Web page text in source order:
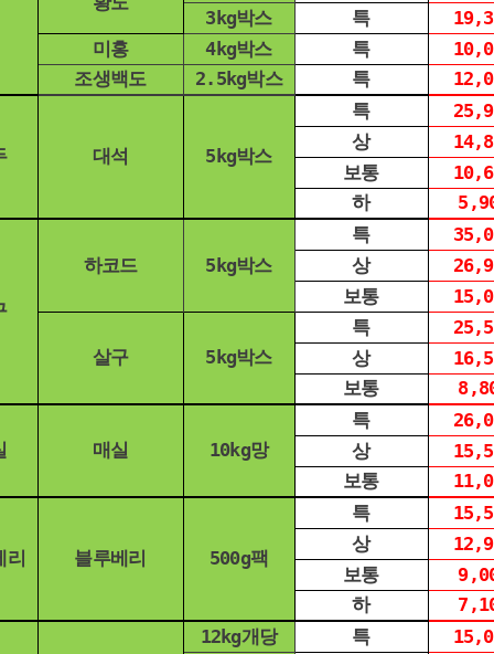
3kg박스
특
미홍
4kg박스 특
조생백도
2.5kg박스 특
대석 5kg박스
특
상
보통
하
하코드 5kg박스
특
상
보통
살구 5kg박스
특
상
보통
매실 10kg망
특
상
보통
리 블루베리 500g팩
특
상
보통
하
12kg개당 특